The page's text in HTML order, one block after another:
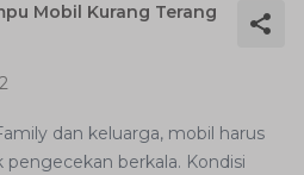
Mobil Kurang Terang
dan keluarga, mobil harus
pengecekan berkala. Kondisi